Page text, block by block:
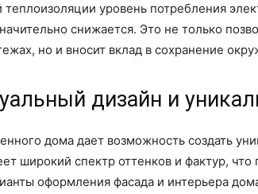
уровень потребления
снижается. Это не только
но и вносит вклад в сохранение
дизайн и
дома дает возможность создать
широкий спектр оттенков и фактур, что
оформления фасада и интерьера